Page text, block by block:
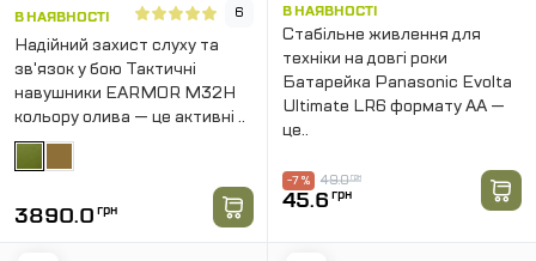
В НАЯВНОСТІ 6
Надійний захист слуху та
зв'язок у бою Тактичні
навушники EARMOR M32H
кольору олива — це активні ..
3890.0 грн
В НАЯВНОСТІ
Стабільне живлення для
техніки на довгі роки
Батарейка Panasonic Evolta
Ultimate LR6 формату AA —
це..
49.0грн
-7 %
45.6 грн